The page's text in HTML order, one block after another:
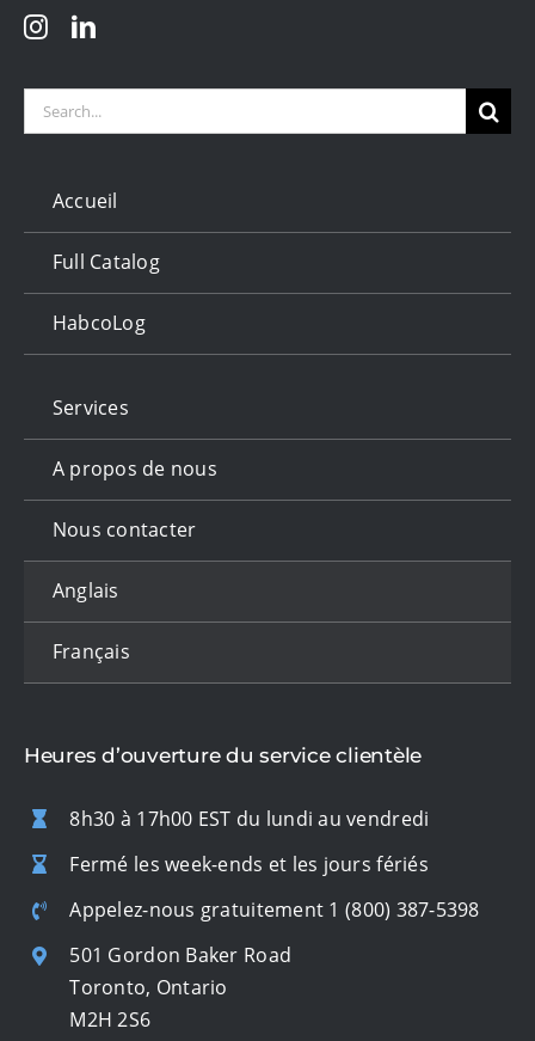
Search
Accueil
Full Catalog
HabcoLog
Services
A propos de nous
Nous contacter
Anglais
Français
Heures d’ouverture du service clientèle
8h30 à 17h00 EST du lundi au vendredi
Fermé les week-ends et les jours fériés
Appelez-nous gratuitement 1 (800) 387-5398
501 Gordon Baker Road
Toronto, Ontario
M2H 2S6